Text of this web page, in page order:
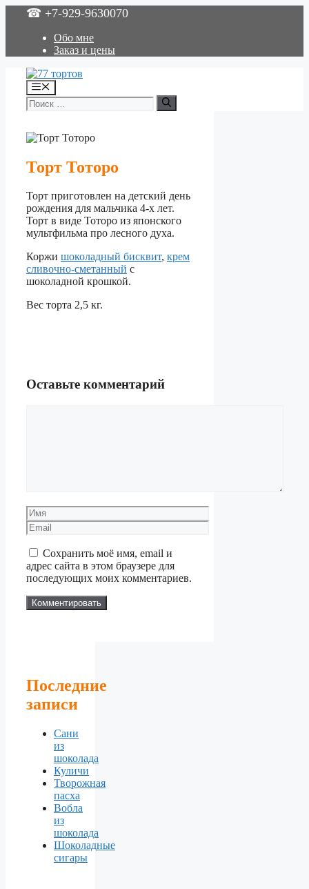
Перейти
содержимому
☎ +7-929-9630070
Обо мне
Заказ и цены
Меню
Поиск:
Торт Тоторо
Торт приготовлен на детский день
рождения для мальчика 4-х лет.
Торт в виде Тоторо из японского
мультфильма про лесного духа.
Коржи шоколадный бисквит, крем
сливочно-сметанный с
шоколадной крошкой.
Вес торта 2,5 кг.
Оставьте комментарий
Имя
Email
Сохранить моё имя, email и
адрес сайта в этом браузере для
последующих моих комментариев.
Последние
записи
Сани
из
шоколада
Куличи
Творожная
пасха
Вобла
из
шоколада
Шоколадные
сигары